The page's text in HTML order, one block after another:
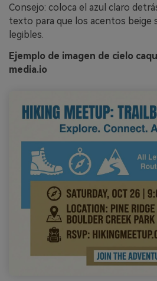
Consejo: coloca el azul claro
texto para que los acentos beige
legibles.
Ejemplo de imagen de cielo
media.io